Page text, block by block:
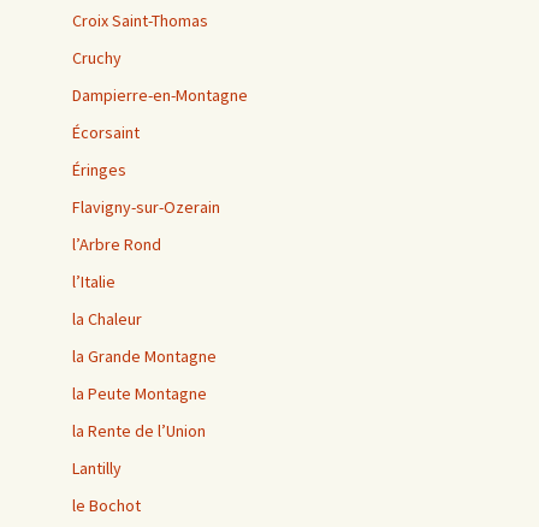
Croix Saint-Thomas
Cruchy
Dampierre-en-Montagne
Écorsaint
Éringes
Flavigny-sur-Ozerain
l’Arbre Rond
l’Italie
la Chaleur
la Grande Montagne
la Peute Montagne
la Rente de l’Union
Lantilly
le Bochot